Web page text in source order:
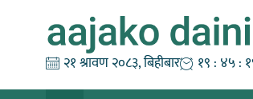
२१ श्रावण २०८३, बिहीबार १९ : ४५ :